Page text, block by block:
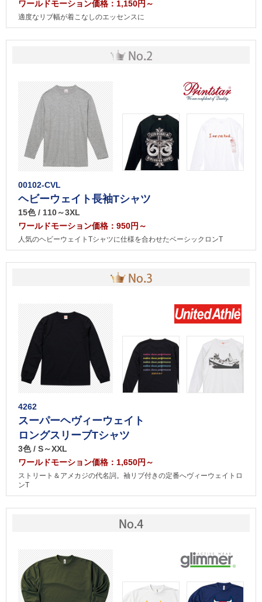
ワールドモーション価格：1,150円～
適度なリブ幅が着こなしのエッセンスに
00102-CVL
ヘビーウェイト長袖Tシャツ
15色 / 110～3XL
ワールドモーション価格：950円～
人気のヘビーウェイトTシャツに仕様を合わせたベーシックロンT
4262
スーパーヘヴィーウェイト
ロングスリーブTシャツ
3色 / S～XXL
ワールドモーション価格：1,650円～
ストリート＆アメカジの代名詞。袖リブ付きの定番へヴィーウェイトロ
ンT